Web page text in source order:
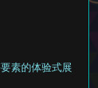
要素的体验式展